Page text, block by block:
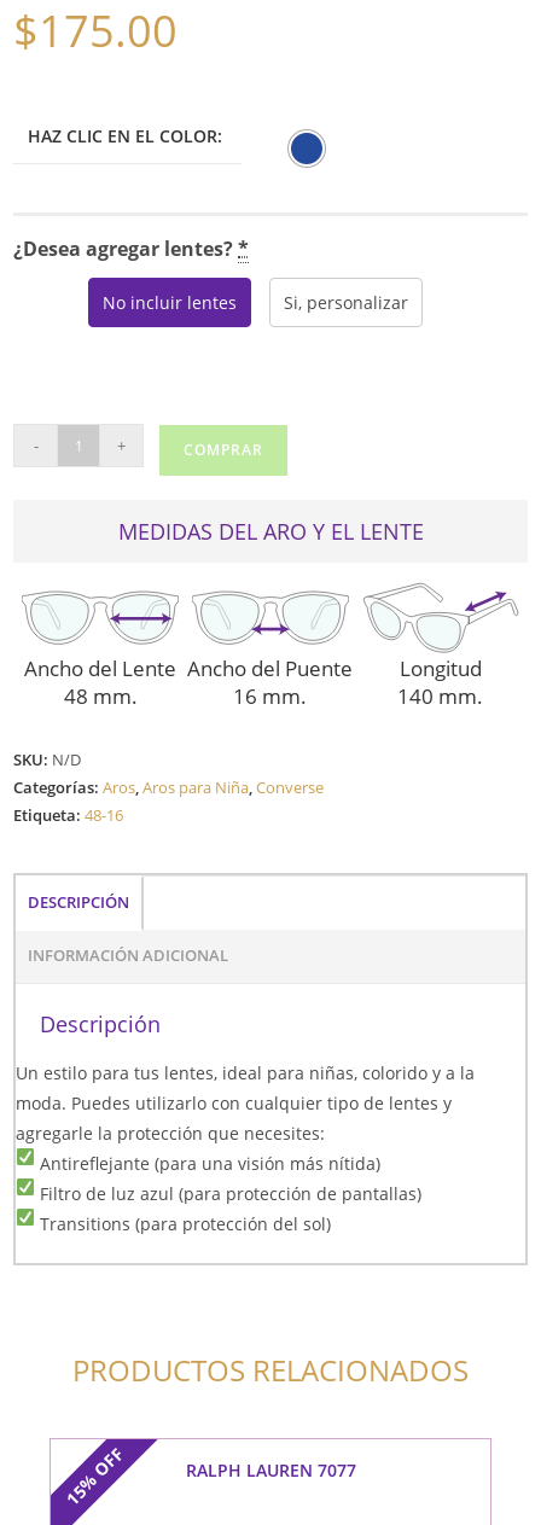
$175.00
HAZ CLIC EN EL COLOR:
¿Desea agregar lentes?*
No incluir lentes Si, personalizar
CONVERSE
VCO137
- + COMPRAR
MEDIDAS DEL ARO Y EL LENTE
Ancho del Lente
48 mm.
Ancho del Puente
16 mm.
Longitud
140 mm.
SKU: N/D
Categorías:Aros,Aros para Niña,Converse
Etiqueta:48-16
DESCRIPCIÓN
INFORMACIÓN ADICIONAL
Descripción
Un estilo para tus lentes, ideal para niñas, colorido y a la
moda. Puedes utilizarlo con cualquier tipo de lentes y
agregarle la protección que necesites:
Antireflejante (para una visión más nítida)
Filtro de luz azul (para protección de pantallas)
Transitions (para protección del sol)
PRODUCTOS RELACIONADOS
15%
OFF RALPH LAUREN 7077